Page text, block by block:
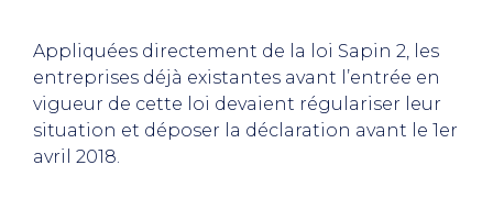
Appliquées directement de la loi Sapin 2, les
entreprises déjà existantes avant l’entrée en
vigueur de cette loi devaient régulariser leur
situation et déposer la déclaration avant le 1er
avril 2018.